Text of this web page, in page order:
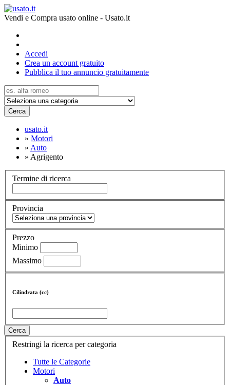
Vendi e Compra usato online - Usato.it
Accedi
Crea un account gratuito
Pubblica il tuo annuncio gratuitamente
Cerca
usato.it
» Motori
» Auto
» Agrigento
Termine di ricerca
Provincia
Prezzo
Minimo
Massimo
Cilindrata (cc)
Cerca
Restringi la ricerca per categoria
Tutte le Categorie
Motori
Auto